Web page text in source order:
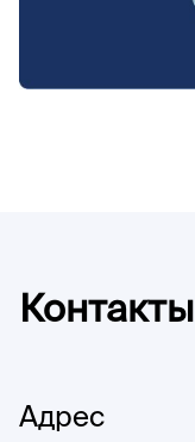
Контакты
Адрес